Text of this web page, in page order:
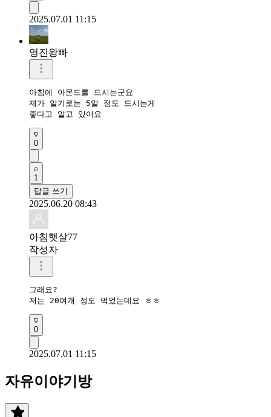
2025.07.01 11:15
영진왕빠
아침에 아몬드를 드시는군요
제가 알기로는 5알 정도 드시는게
좋다고 알고 있어요
0
1
답글 쓰기
2025.06.20 08:43
아침햇살77
작성자
그래요?
저는 20여개 정도 먹었는데요 ㅎㅎ
0
2025.07.01 11:15
자유이야기방